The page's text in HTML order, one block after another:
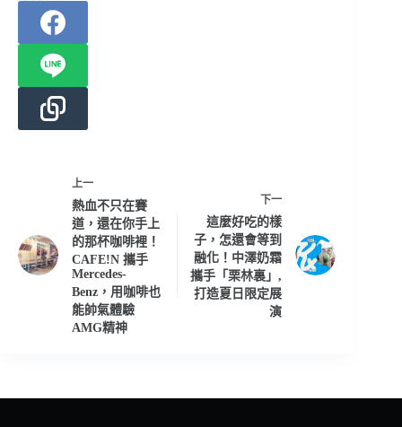
上一
熱血不只在賽
道，還在你手上
的那杯咖啡裡！
CAFE!N 攜⼿
Mercedes-
Benz，用咖啡也
能帥氣體驗
AMG精神
下一
這麼好吃的樣
子，怎還會等到
融化！中澤奶霜
攜手「栗林裏」,
打造夏日限定展
演